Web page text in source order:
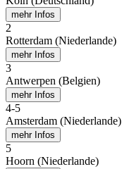
mehr Infos
2
Rotterdam (Niederlande)
mehr Infos
3
Antwerpen (Belgien)
mehr Infos
4-5
Amsterdam (Niederlande)
mehr Infos
5
Hoorn (Niederlande)